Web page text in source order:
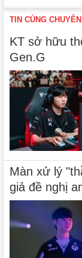
TIN CÙNG
KT sở hữu
Gen.G
Màn xử lý
giả đề nghị